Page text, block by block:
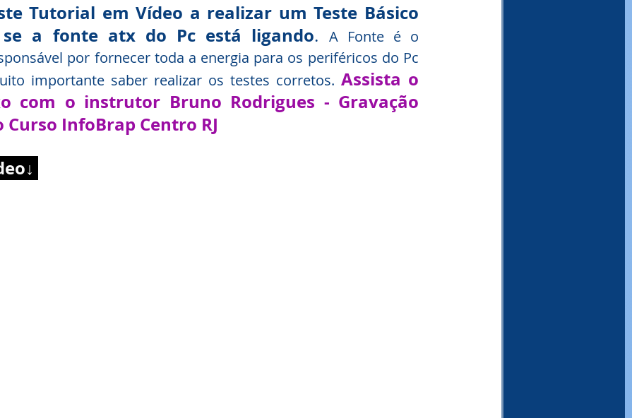
Tutorial em Vídeo a realizar um Teste Básico
se a fonte atx do Pc está ligando. A Fonte é o
por fornecer toda a energia para os periféricos do Pc
importante saber realizar os testes corretos. Assista o
com o instrutor Bruno Rodrigues - Gravação
Curso InfoBrap Centro RJ